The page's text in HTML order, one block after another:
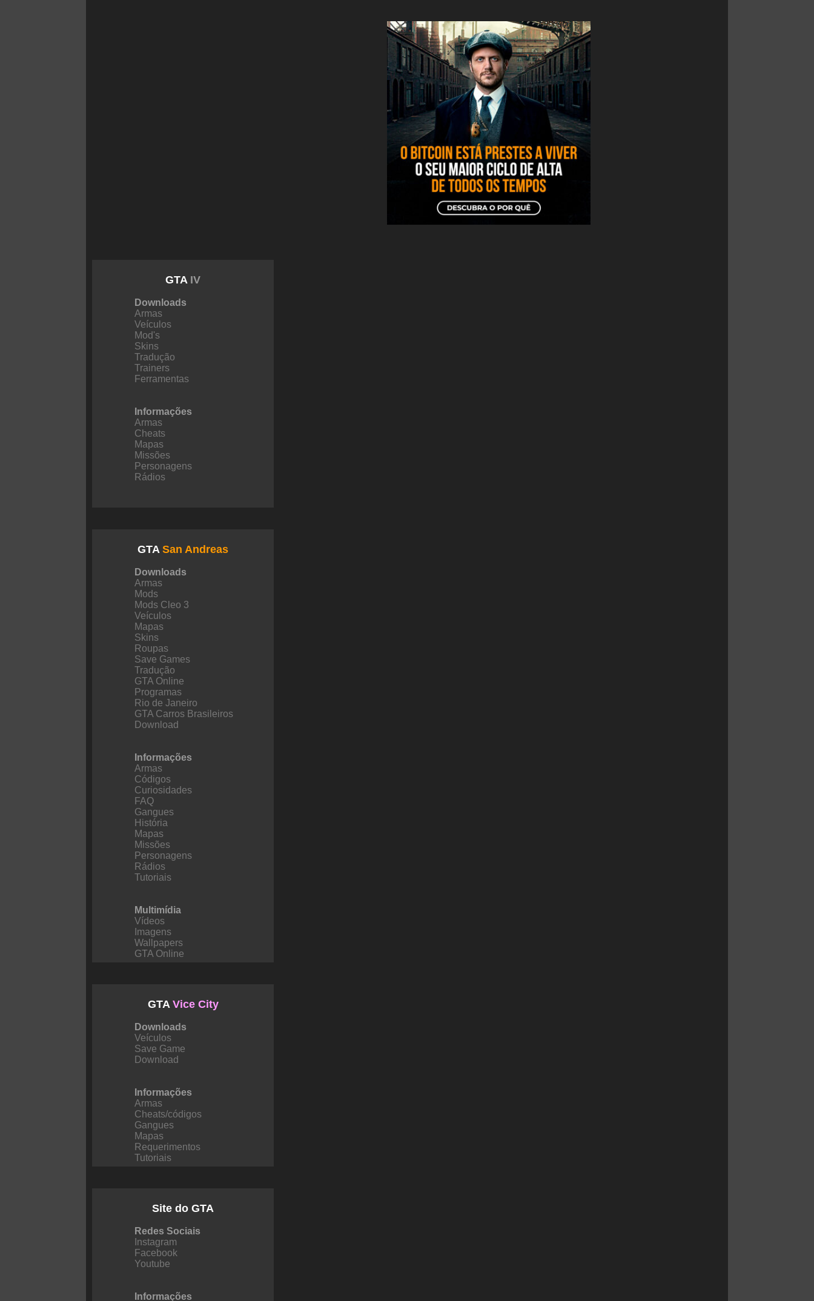
GTA IV
Downloads
Armas
Veículos
Mod's
Skins
Tradução
Trainers
Ferramentas
Informações
Armas
Cheats
Mapas
Missões
Personagens
Rádios
GTA San Andreas
Downloads
Armas
Mods
Mods Cleo 3
Veículos
Mapas
Skins
Roupas
Save Games
Tradução
GTA Online
Programas
Rio de Janeiro
GTA Carros Brasileiros
Download
Informações
Armas
Códigos
Curiosidades
FAQ
Gangues
História
Mapas
Missões
Personagens
Rádios
Tutoriais
Multimídia
Vídeos
Imagens
Wallpapers
GTA Online
GTA Vice City
Downloads
Veículos
Save Game
Download
Informações
Armas
Cheats/códigos
Gangues
Mapas
Requerimentos
Tutoriais
Site do GTA
Redes Sociais
Instagram
Facebook
Youtube
Informações